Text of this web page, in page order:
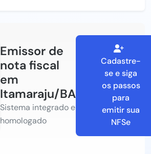
Emissor de
nota fiscal
em
Itamaraju/BA
Sistema integrado e
homologado
Cadastre-
se e siga
os passos
para
emitir sua
NFSe